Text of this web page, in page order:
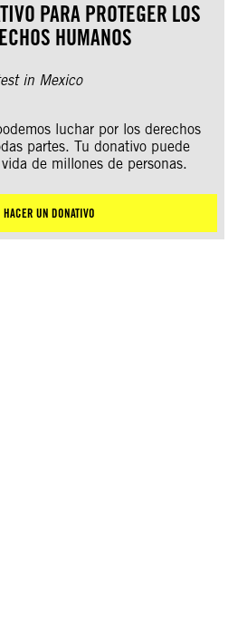
PARA PROTEGER LOS
HUMANOS
luchar por los derechos
partes. Tu donativo puede
de millones de personas.
HACER UN DONATIVO